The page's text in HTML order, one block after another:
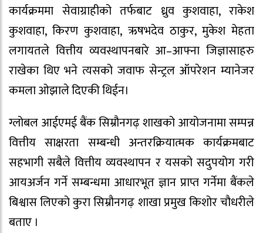
कार्यक्रममा सेवाग्राहीको तर्फबाट ध्रुव कुशवाहा, राकेश
कुशवाहा, किरण कुशवाहा, ऋषभदेव ठाकुर, मुकेश मेहता
लगायतले वित्तीय व्यवस्थापनबारे आ–आफ्ना जिज्ञासाहरु
राखेका थिए भने त्यसको जवाफ सेन्ट्रल ऑपरेशन म्यानेजर
कमला ओझाले दिएकी थिईन।
ग्लोबल आईएमई बैंक सिम्रौनगढ़ शाखको आयोजनामा सम्पन्न
वित्तीय साक्षरता सम्बन्धी अन्तरक्रियात्मक कार्यक्रमबाट
सहभागी सबैले वित्तीय व्यवस्थापन र यसको सदुपयोग गरी
आयअर्जन गर्ने सम्बन्धमा आधारभूत ज्ञान प्राप्त गर्नेमा बैंकले
बिश्वास लिएको कुरा सिम्रौनगढ़ शाखा प्रमुख किशोर चौधरीले
बताए ।